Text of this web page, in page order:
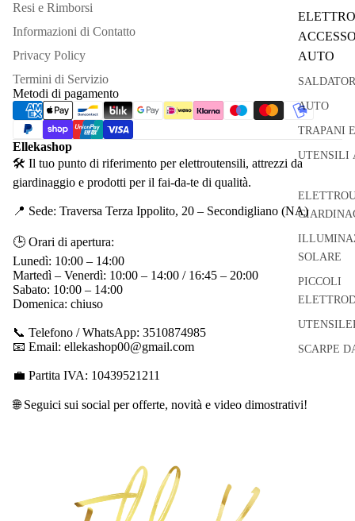
AUTO
AUTO
TRAPANI
UTENSILI
SOLARE
PICCOLI
SCARPE
Resi e Rimborsi
Informazioni di Contatto
Privacy Policy
Termini di Servizio
Metodi di pagamento
Ellekashop
🛠 Il tuo punto di riferimento per elettroutensili, attrezzi da
giardinaggio e prodotti per il fai-da-te di qualità.
📍 Sede: Traversa Terza Ippolito, 20 – Secondigliano (NA)
🕒 Orari di apertura:
Lunedì: 10:00 – 14:00
Martedì – Venerdì: 10:00 – 14:00 / 16:45 – 20:00
Sabato: 10:00 – 14:00
Domenica: chiuso
📞 Telefono / WhatsApp: 3510874985
📧 Email: ellekashop00@gmail.com
💼 Partita IVA: 10439521211
🌐 Seguici sui social per offerte, novità e video dimostrativi!